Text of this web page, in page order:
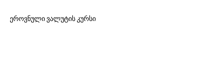
ეროვნული ვალუტის კურსი